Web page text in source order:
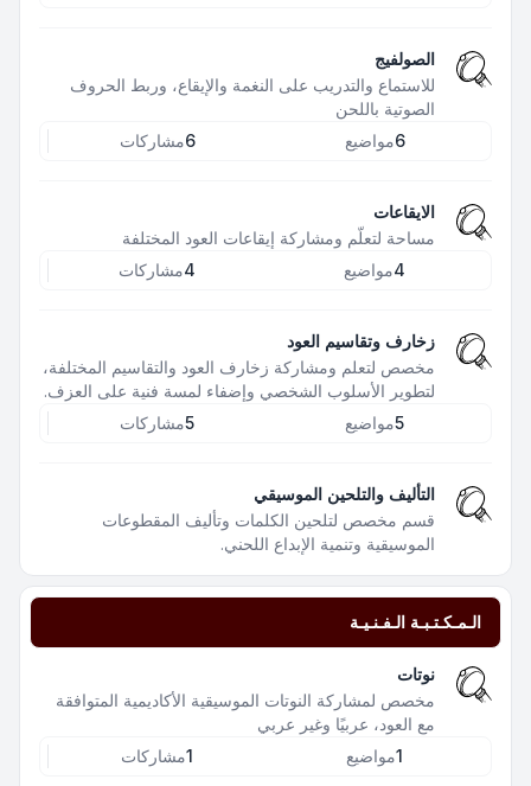
الصولفيج
للاستماع والتدريب على النغمة والإيقاع، وربط الحروف
الصوتية باللحن
6مواضيع 6مشاركات
الايقاعات
مساحة لتعلّم ومشاركة إيقاعات العود المختلفة
4مواضيع 4مشاركات
زخارف وتقاسيم العود
مخصص لتعلم ومشاركة زخارف العود والتقاسيم المختلفة،
لتطوير الأسلوب الشخصي وإضفاء لمسة فنية على العزف.
5مواضيع 5مشاركات
التأليف والتلحين الموسيقي
قسم مخصص لتلحين الكلمات وتأليف المقطوعات
الموسيقية وتنمية الإبداع اللحني.
الـمـكـتـبـة الـفـنـيـة
نوتات
مخصص لمشاركة النوتات الموسيقية الأكاديمية المتوافقة
مع العود، عربيًا وغير عربي
1مواضيع 1مشاركات